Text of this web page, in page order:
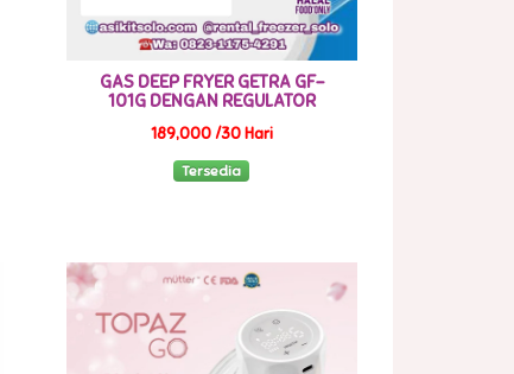
GAS DEEP FRYER GETRA GF-
101G DENGAN REGULATOR
189,000 /30 Hari
Tersedia